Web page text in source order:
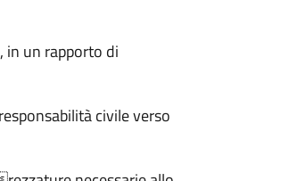
in un rapporto di
civile verso